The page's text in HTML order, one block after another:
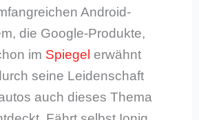
Android-
die Google-Produkte,
im Spiegel erwähnt
seine Leidenschaft
auch dieses Thema